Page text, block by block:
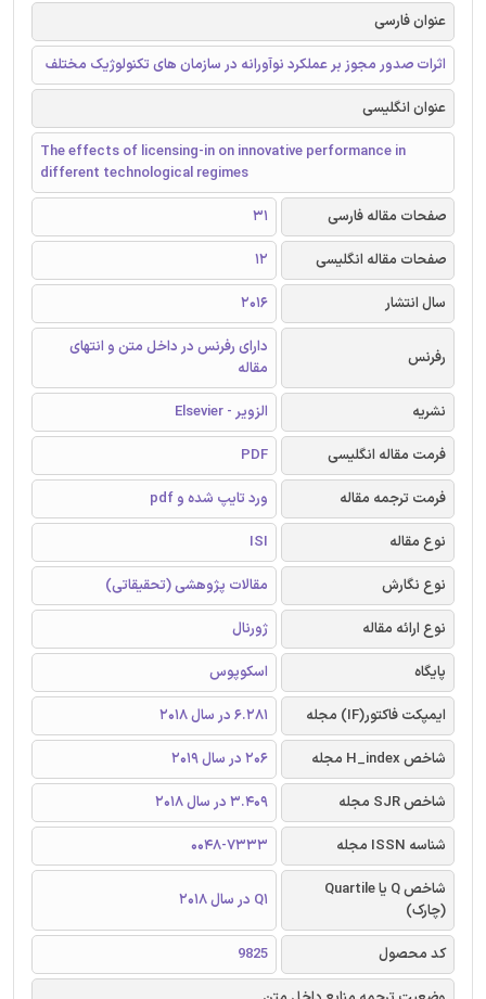
عنوان فارسی
اثرات صدور مجوز بر عملکرد نوآورانه در سازمان های تکنولوژیک مختلف
عنوان انگلیسی
The effects of licensing-in on innovative performance in
different technological regimes
صفحات مقاله فارسی
31
صفحات مقاله انگلیسی
12
سال انتشار
2016
رفرنس
دارای رفرنس در داخل متن و انتهای
مقاله
نشریه
الزویر - Elsevier
فرمت مقاله انگلیسی
PDF
فرمت ترجمه مقاله
ورد تایپ شده و pdf
نوع مقاله
ISI
نوع نگارش
مقالات پژوهشی (تحقیقاتی)
نوع ارائه مقاله
ژورنال
پایگاه
اسکوپوس
ایمپکت فاکتور(IF) مجله
6.281 در سال 2018
شاخص H_index مجله
206 در سال 2019
شاخص SJR مجله
3.409 در سال 2018
شناسه ISSN مجله
0048-7333
شاخص Q یا Quartile
(چارک)
Q1 در سال 2018
کد محصول
9825